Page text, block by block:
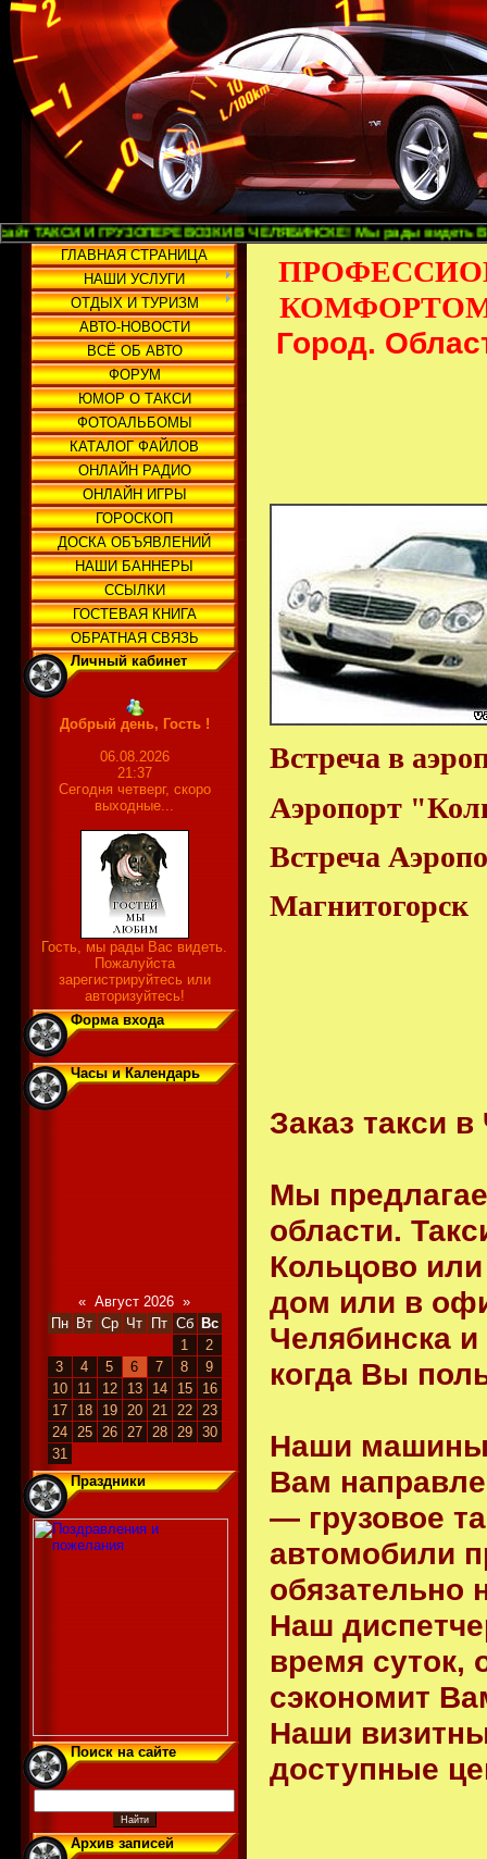
И ГРУЗОПЕРЕВОЗКИ В ЧЕЛЯБИНСКЕ! Мы рады видеть Вас и
ГЛАВНАЯ СТРАНИЦА
НАШИ УСЛУГИ
ОТДЫХ И ТУРИЗМ
АВТО-НОВОСТИ
ВСЁ ОБ АВТО
ФОРУМ
ЮМОР О ТАКСИ
ФОТОАЛЬБОМЫ
КАТАЛОГ ФАЙЛОВ
ОНЛАЙН РАДИО
ОНЛАЙН ИГРЫ
ГОРОСКОП
ДОСКА ОБЪЯВЛЕНИЙ
НАШИ БАННЕРЫ
ССЫЛКИ
ГОСТЕВАЯ КНИГА
ОБРАТНАЯ СВЯЗЬ
Личный кабинет
Добрый день, Гость !
06.08.2026
21:37
Сегодня четверг, скоро
выходные...
Гость, мы рады Вас видеть.
Пожалуйста
зарегистрируйтесь или
авторизуйтесь!
Форма входа
Часы и Календарь
« Август 2026 »
Пн
Вт Ср Чт Пт Сб
Вс
1
2
3
4 5 6 7 8
9
10
11 12 13 14 15
16
17
18 19 20 21 22
23
24
25 26 27 28 29
30
31
Праздники
Поиск на сайте
Архив записей
Город.
Встреча в
Аэропорт
Встреча
Магнитогорск
Заказ такси
Мы
области.
Кольцово
дом или в
Челябинска и
когда Вы
Наши машины
Вам
— грузовое
автомобили
обязательно
Наш
время суток,
сэкономит
Наши
доступные